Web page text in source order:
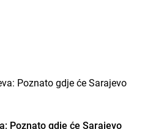
Poznato gdje će Sarajevo